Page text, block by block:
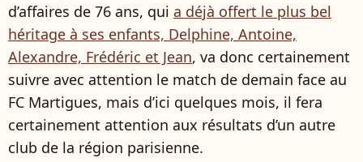
d’affaires de 76 ans, qui a déjà offert le plus bel
héritage à ses enfants, Delphine, Antoine,
Alexandre, Frédéric et Jean, va donc certainement
suivre avec attention le match de demain face au
FC Martigues, mais d’ici quelques mois, il fera
certainement attention aux résultats d’un autre
club de la région parisienne.